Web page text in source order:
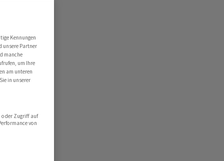
Kennungen
unsere Partner
manche
um Ihre
am unteren
in unserer
oder Zugriff auf
von